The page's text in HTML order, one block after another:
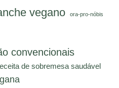
vegano ora-pro-nóbis
convencionais
de sobremesa saudável